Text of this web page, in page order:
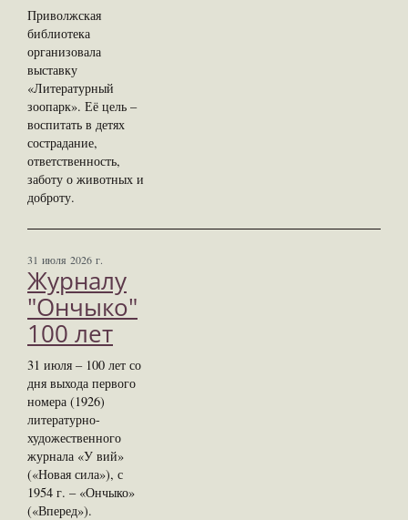
Приволжская
библиотека
организовала
выставку
«Литературный
зоопарк». Её цель –
воспитать в детях
сострадание,
ответственность,
заботу о животных и
доброту.
31 июля 2026 г.
Журналу
"Ончыко"
100 лет
31 июля – 100 лет со
дня выхода первого
номера (1926)
литературно-
художественного
журнала «У вий»
(«Новая сила»), с
1954 г. – «Ончыко»
(«Вперед»).